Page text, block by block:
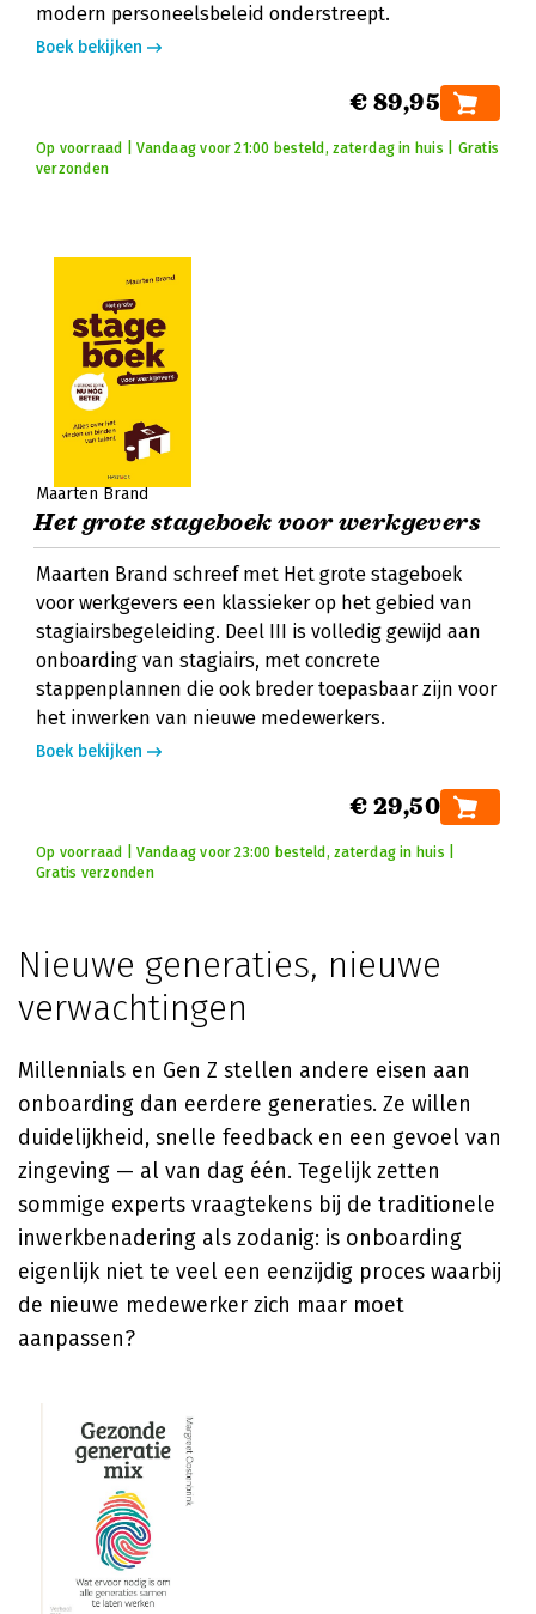
modern personeelsbeleid onderstreept.
Boek bekijken
€ 89,95
Op voorraad | Vandaag voor 21:00 besteld, zaterdag in huis | Gratis
verzonden
Maarten Brand
Het grote stageboek voor werkgevers
Maarten Brand schreef met Het grote stageboek
voor werkgevers een klassieker op het gebied van
stagiairsbegeleiding. Deel III is volledig gewijd aan
onboarding van stagiairs, met concrete
stappenplannen die ook breder toepasbaar zijn voor
het inwerken van nieuwe medewerkers.
Boek bekijken
€ 29,50
Op voorraad | Vandaag voor 23:00 besteld, zaterdag in huis |
Gratis verzonden
Nieuwe generaties, nieuwe
verwachtingen
Millennials en Gen Z stellen andere eisen aan
onboarding dan eerdere generaties. Ze willen
duidelijkheid, snelle feedback en een gevoel van
zingeving — al van dag één. Tegelijk zetten
sommige experts vraagtekens bij de traditionele
inwerkbenadering als zodanig: is onboarding
eigenlijk niet te veel een eenzijdig proces waarbij
de nieuwe medewerker zich maar moet
aanpassen?